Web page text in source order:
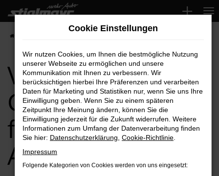
Zum
Hauptinhalt
springen
VW
Gebrauchtwagen
für Roth Top-
Angebote
Cookie Einstellungen
Wir nutzen Cookies, um Ihnen die bestmögliche Nutzung
unserer Webseite zu ermöglichen und unsere
Kommunikation mit Ihnen zu verbessern. Wir
berücksichtigen hierbei Ihre Präferenzen und verarbeiten
Daten für Marketing und Statistiken nur, wenn Sie uns Ihre
Einwilligung geben. Wenn Sie zu einem späteren
Zeitpunkt Ihre Meinung ändern, können Sie die
Einwilligung jederzeit für die Zukunft widerrufen. Weitere
Informationen zum Umfang der Datenverarbeitung finden
Sie hier: Datenschutzerklärung Cookie-Richtlinie
Impressum
Folgende Kategorien von Cookies werden von uns eingesetzt: